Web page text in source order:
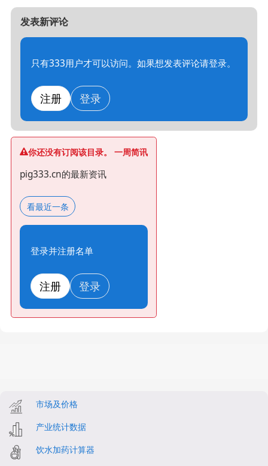
发表新评论
只有333用户才可以访问。如果想发表评论请登录。
注册 登录
你还没有订阅该目录。 一周简讯
pig333.cn的最新资讯
看最近一条
登录并注册名单
注册 登录
市场及价格
产业统计数据
饮水加药计算器